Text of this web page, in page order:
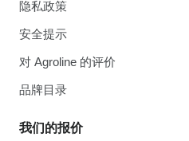
隐私政策
安全提示
对 Agroline 的评价
品牌目录
我们的报价